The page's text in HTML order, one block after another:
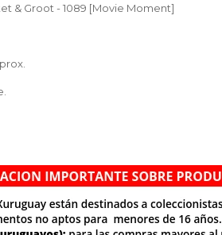
& Groot - 1089 [Movie Moment]